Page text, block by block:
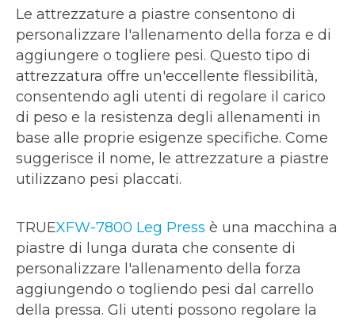
Le attrezzature a piastre consentono di
personalizzare l'allenamento della forza e di
aggiungere o togliere pesi. Questo tipo di
attrezzatura offre un'eccellente flessibilità,
consentendo agli utenti di regolare il carico
di peso e la resistenza degli allenamenti in
base alle proprie esigenze specifiche. Come
suggerisce il nome, le attrezzature a piastre
utilizzano pesi placcati.
TRUEXFW-7800 Leg Press è una macchina a
piastre di lunga durata che consente di
personalizzare l'allenamento della forza
aggiungendo o togliendo pesi dal carrello
della pressa. Gli utenti possono regolare la